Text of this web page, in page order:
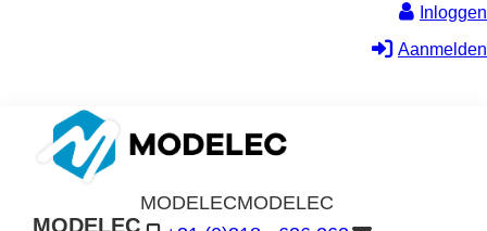
Inloggen
Aanmelden
MODELEC
MODELECMODELEC